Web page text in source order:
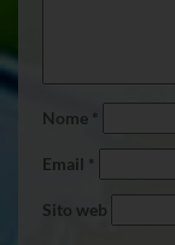
Nome *
Email *
Sito web